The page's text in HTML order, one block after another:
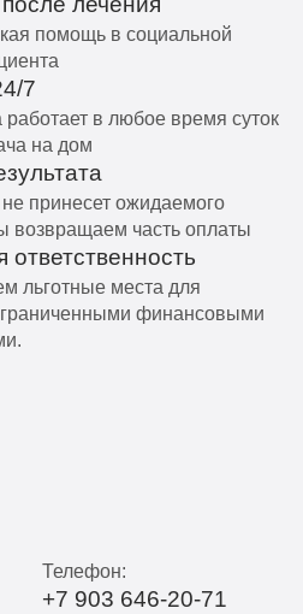
помощь в социальной
7
в любое время суток
на дом
принесет ожидаемого
возвращаем часть оплаты
ответственность
льготные места для
финансовыми
Телефон:
+7 903 646-20-71